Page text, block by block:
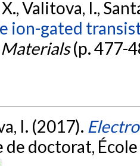
Valitova, I.,
ion-gated
(p. 477-
I. (2017).
de doctorat,